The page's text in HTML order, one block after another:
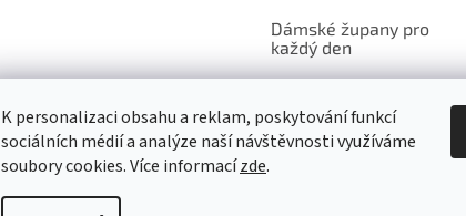
K personalizaci obsahu a reklam, poskytování funkcí
sociálních médií a analýze naší návštěvnosti využíváme
soubory cookies. Více informacízde.
Dámské župany pro
každý den